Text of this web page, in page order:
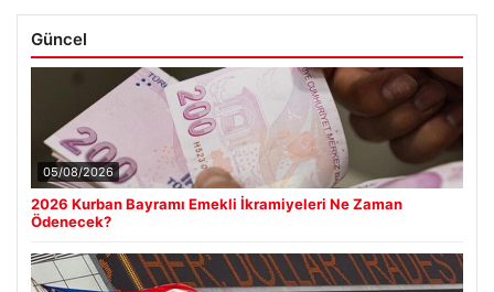
Güncel
05/08/2026
2026 Kurban Bayramı Emekli İkramiyeleri Ne Zaman
Ödenecek?